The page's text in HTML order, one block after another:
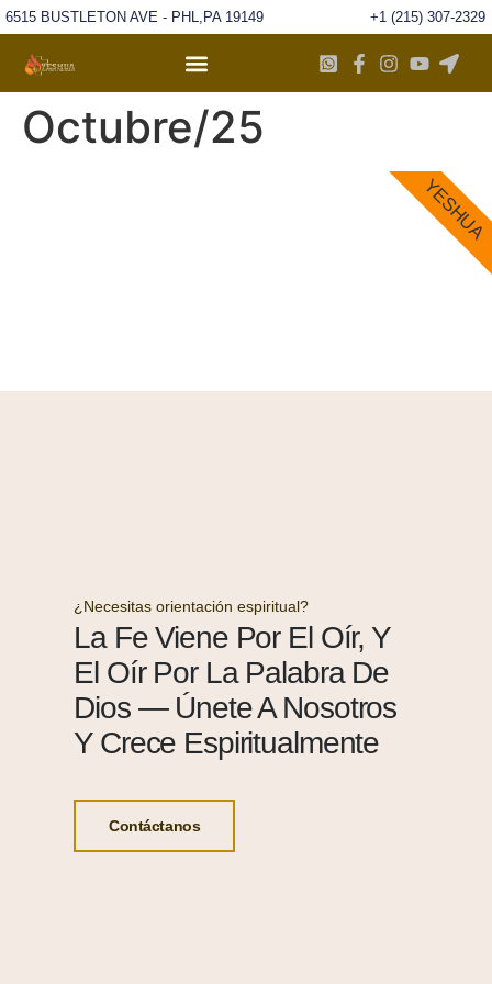
6515 BUSTLETON AVE - PHL,PA 19149 +1 (215) 307-2329
Octubre/25
¿Necesitas orientación espiritual?
La Fe Viene Por El Oír, Y
El Oír Por La Palabra De
Dios — Únete A Nosotros
Y Crece Espiritualmente
Contáctanos
YESHUA